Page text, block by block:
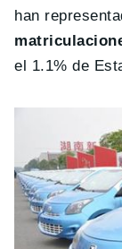
han
el 1.1% de